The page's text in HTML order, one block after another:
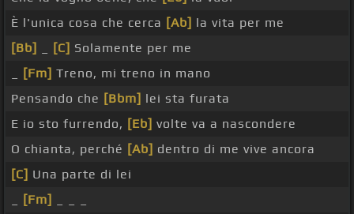
È l'unica cosa che cerca [Ab] la vita per me
[Bb]
[C] Solamente per me
[Fm] Treno, mi treno in mano
Pensando che [Bbm] lei sta furata
E io sto furrendo, [Eb] volte va a nascondere
O chianta, perché [Ab] dentro di me vive ancora
[C] Una parte di lei
[Fm]